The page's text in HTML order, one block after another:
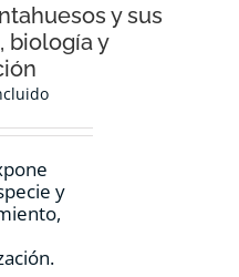
y sus
biología y
y